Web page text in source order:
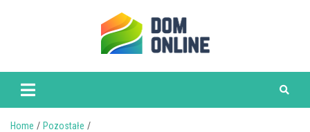
www.domonline.pl
Home
Pozostałe